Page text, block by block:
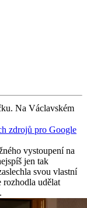
Na Václavském
zdrojů pro Google
vystoupení na
jen tak
svou vlastní
rozhodla udělat